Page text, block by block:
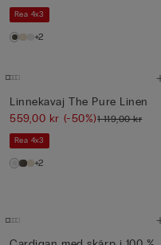
Rea 4x3
+2
Linnekavaj The Pure Linen
559,00 kr (-50%)1 119,00 kr
Rea 4x3
+2